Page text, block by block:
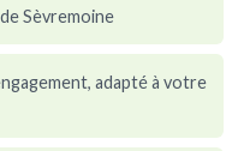
Sèvremoine
adapté à votre